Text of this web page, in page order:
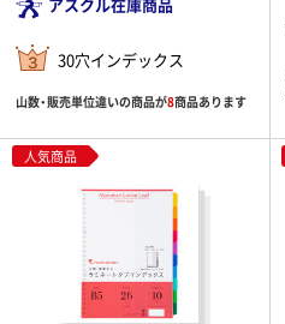
30穴インデックス
山数・販売単位違いの商品が8商品あります
人気商品